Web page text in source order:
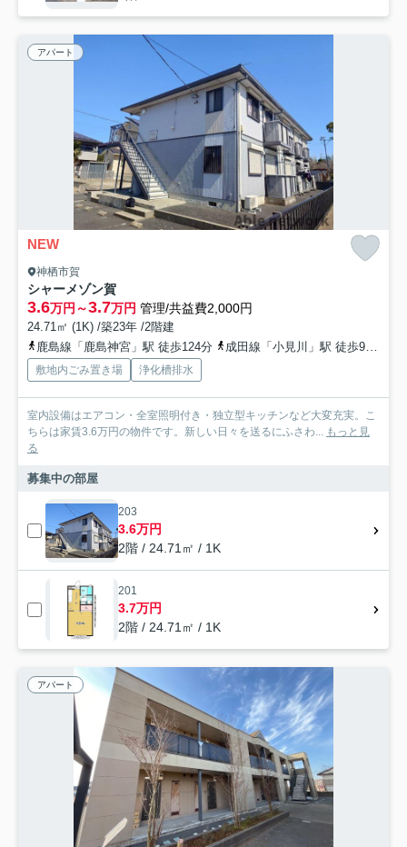
アパート
NEW
神栖市賀
シャーメゾン賀
3.6万円～3.7万円 管理/共益費2,000円
24.71㎡ (1K) /築23年 /2階建
鹿島線「鹿島神宮」駅 徒歩124分
成田線「小見川」駅 徒歩93分
敷地内ごみ置き場 浄化槽排水
室内設備はエアコン・全室照明付き・独立型キッチンなど大変充実。こ
ちらは家賃3.6万円の物件です。新しい日々を送るにふさわ... もっと見
る
募集中の部屋
203
3.6万円
2階 / 24.71㎡ / 1K
201
3.7万円
2階 / 24.71㎡ / 1K
アパート